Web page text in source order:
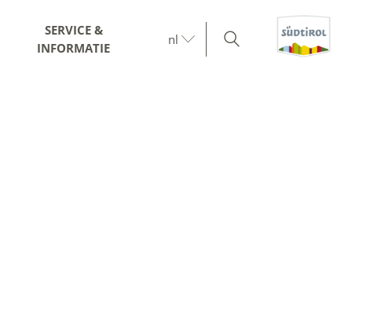
SERVICE &
INFORMATIE
nl